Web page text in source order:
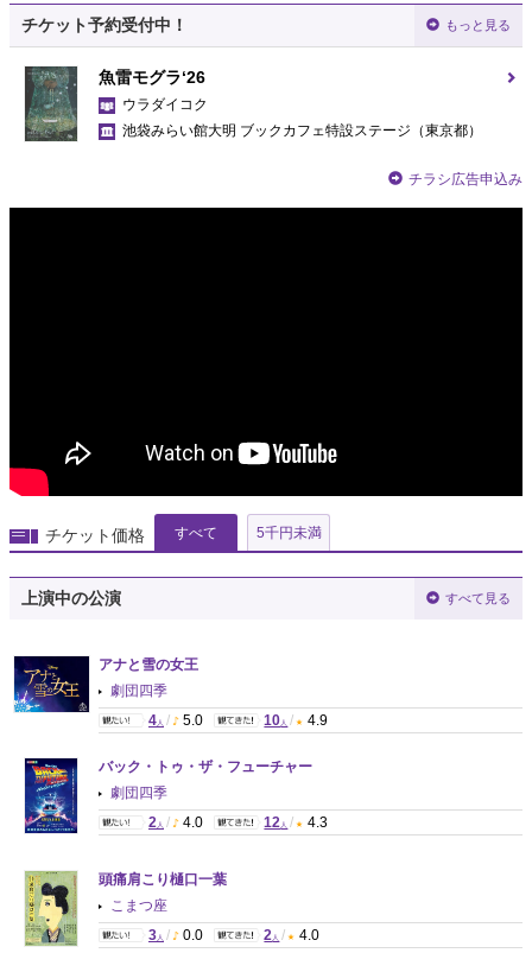
チケット予約受付中！ もっと見る
魚雷モグラ‘26
ウラダイコク
池袋みらい館大明 ブックカフェ特設ステージ （東京都）
チラシ広告申込み
チケット価格 すべて 5千円未満
上演中の公演 すべて見る
アナと雪の女王
劇団四季
4 人 / 5.0 10 人 / 4.9
バック・トゥ・ザ・フューチャー
劇団四季
2 人 / 4.0 12 人 / 4.3
頭痛肩こり樋口一葉
こまつ座
3 人 / 0.0 2 人 / 4.0